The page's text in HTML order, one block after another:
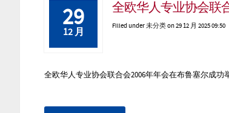
29
12 月
全欧华人专业协会联
Filled under未分类on 29 12 月 2025 09:50
全欧华人专业协会联合会2006年年会在布鲁塞尔